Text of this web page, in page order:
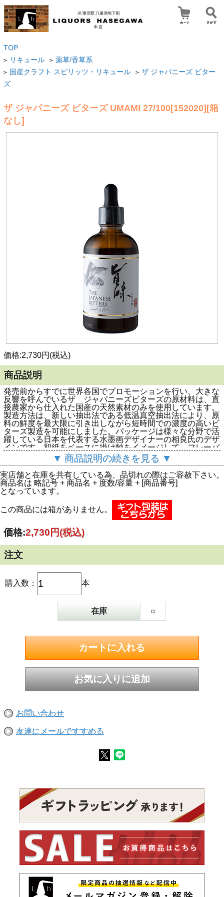
TOP
> リキュール > 薬草/香草系
> 国産クラフト スピリッツ・リキュール > ザ ジャパニーズ ビター
ズ
ザ ジャパニーズ ビターズ UMAMI 27/100[152020][箱
なし]
価格:2,730円(税込)
商品説明
発売前からすでに世界各国でプロモーションを行い、大きな
反響を呼んでいるザ ジャパニーズビターズの原材料は、直
接農家から仕入れた国産の天然素材のみを使用しています。
製造方法は、新しい抽出法である低温真空抽出法により、原
料の鮮度を最大限に引き出しながら短時間での濃度の高いビ
ターズ製造を可能にしました。パッケージは様々な分野で活
躍している日本を代表する水墨画デザイナーの相良氏のデザ
インです。和紙をベースに掛け軸をイメージして、フレーバ
ーのイラストと書体が筆のみで描かれています。風情のある
デザインですし持ち運びにも便利ですので、海外の方へのお
土産などにも最適です。使い方は材料に1から2ダッシュを入
れて、混ぜた後にさらに1ダッシュをフロートするのがお薦
めです。最後まで香りの余韻が残り様々なカクテルにアクセ
ントを加えます。有名シェフから料理にも使用したいという
声も届いています。最近人気のジントニックやハイボール、
もちろん日本酒、焼酎、梅酒などにも是非お試し下さい。さ
らに日本的なカクテルに仕上がります。製造場は東京近郊の
千葉県にある民家を改築し、製造からボトリングまでひとつ
ひとつ手作りされています。製造者は当社の定番商品である
ボビーズジンのアジアブランドアンバサダーでもあるJCC
AGENT代表の山崎勇貴氏で、彼が5年間の構想の末、自らの
手で製造する事が遂に実現しました。今回発売したのは柚
子、紫蘇、そして旨味の全部で3種類。今後新しいフレーバ
ーや季節限定のフレーバーのリリースも予定しています。昨
今の世界的なジャパニーズフレーバーブームの中、多くの人
Japanese Bitters“を是非お試し下さい。（輸入元案内文よ
▼ 商品説明の続きを見る ▼
実店舗と在庫を共有している為、品切れの際はご容赦下さい。
商品名は 略記号 + 商品名 + 度数/容量 + [商品番号]
となっています。
この商品には箱がありません。
価格:2,730円(税込)
注文
購入数： 本
在庫 ○
お問い合わせ
友達にメールですすめる